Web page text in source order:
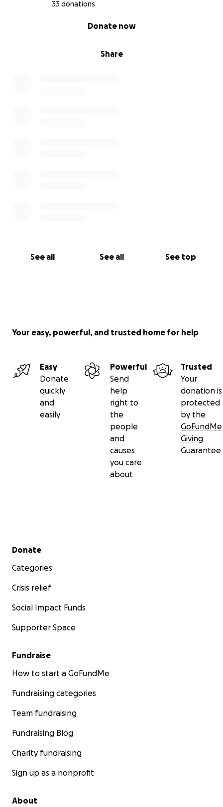
33 donations
Share
Donate now
See all See all See top
Your easy, powerful, and trusted home for help
Easy
Donate
quickly
and
easily
Powerful
Send
help
right to
the
people
and
causes
you care
about
Trusted
Your
donation is
protected
by the
GoFundMe
Giving
Guarantee
Secondary menu
Donate
Categories
Crisis relief
Social Impact Funds
Supporter Space
Fundraise
How to start a GoFundMe
Fundraising categories
Team fundraising
Fundraising Blog
Charity fundraising
Sign up as a nonprofit
About